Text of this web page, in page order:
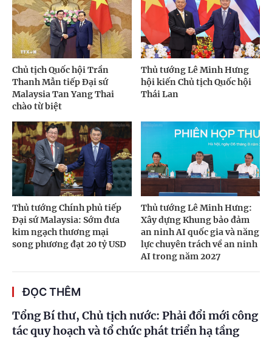
Chủ tịch Quốc hội Trần
Thanh Mẫn tiếp Đại sứ
Malaysia Tan Yang Thai
chào từ biệt
Thủ tướng Lê Minh Hưng
hội kiến Chủ tịch Quốc hội
Thái Lan
Thủ tướng Chính phủ tiếp
Đại sứ Malaysia: Sớm đưa
kim ngạch thương mại
song phương đạt 20 tỷ USD
Thủ tướng Lê Minh Hưng:
Xây dựng Khung bảo đảm
an ninh AI quốc gia và năng
lực chuyên trách về an ninh
AI trong năm 2027
ĐỌC THÊM
Tổng Bí thư, Chủ tịch nước: Phải đổi mới công
tác quy hoạch và tổ chức phát triển hạ tầng